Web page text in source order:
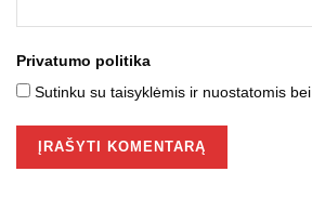
Privatumo politika
Sutinku su taisyklėmis ir nuostatomis bei